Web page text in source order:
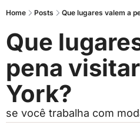
Home Posts Que lugares valem a
Que
pena
York?
se você trabalha com